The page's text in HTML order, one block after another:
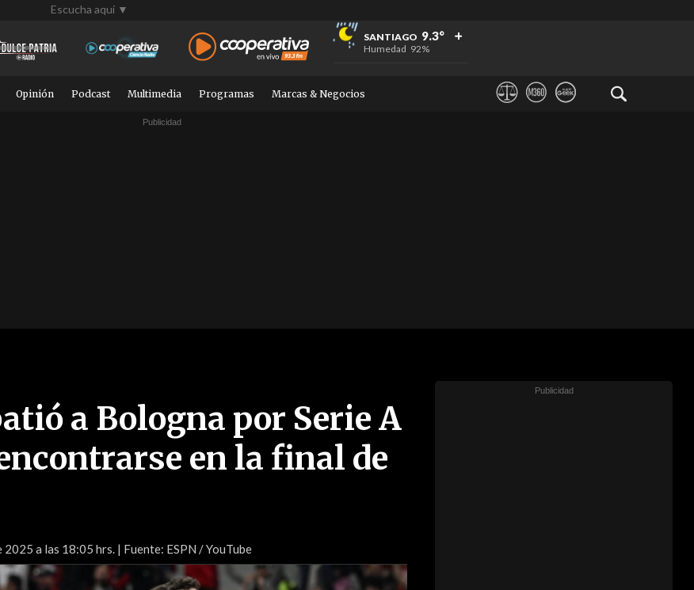
Escucha aquí ▼
SANTIAGO 9.3°
Humedad 92%
+
+
+
Opinión Podcast Multimedia Programas Marcas & Negocios
a Bologna por Serie A
en la final de
2025 a las 18:05 hrs. | Fuente: ESPN / YouTube